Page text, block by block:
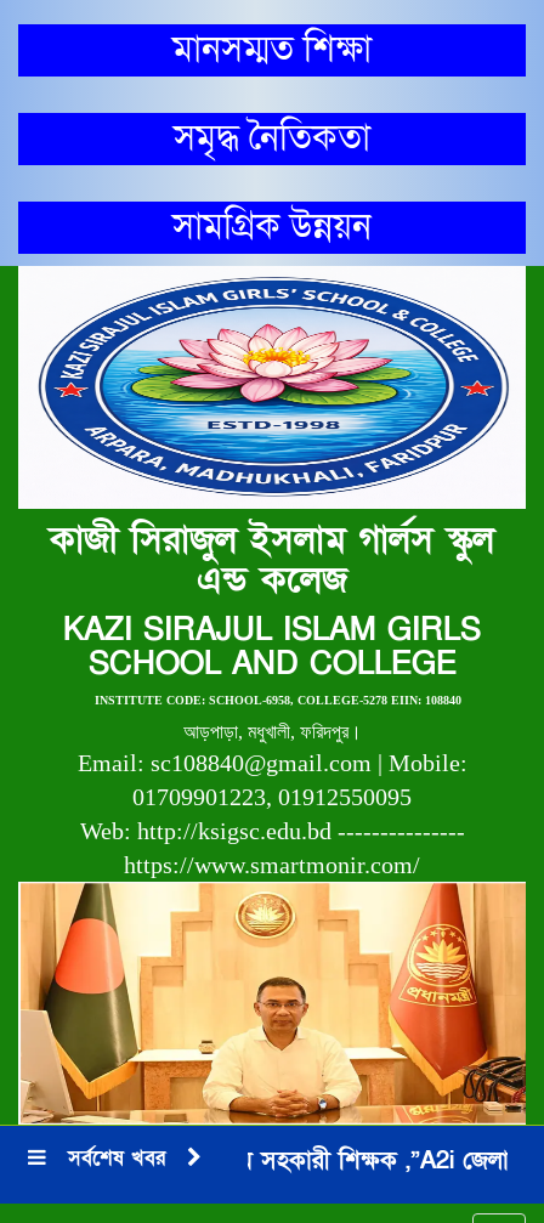
মানসম্মত শিক্ষা
সমৃদ্ধ নৈতিকতা
সামগ্রিক উন্নয়ন
কাজী সিরাজুল ইসলাম গার্লস স্কুল
এন্ড কলেজ
KAZI SIRAJUL ISLAM GIRLS
SCHOOL AND COLLEGE
INSTITUTE CODE: SCHOOL-6958, COLLEGE-5278 EIIN: 108840
আড়পাড়া, মধুখালী, ফরিদপুর।
Email: sc108840@gmail.com | Mobile:
01709901223, 01912550095
Web: http://ksigsc.edu.bd ---------------
https://www.smartmonir.com/
সর্বশেষ খবর
জনাব মনিরুল ইসলাম সহকারী শিক্ষক ,”A2i জেলা